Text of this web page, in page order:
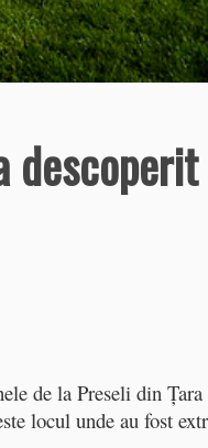
de la Preseli din
locul unde au fost